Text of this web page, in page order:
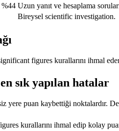
Uzun yanıt ve hesaplama
Bireysel scientific investigation.
figures kurallarını ihmal
sık yapılan hatalar
yere puan kaybettiği noktalardır.
kurallarını ihmal edip kolay